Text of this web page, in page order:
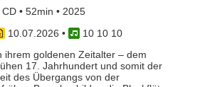
CD • 52min • 2025
10.07.2026 •
10 10 10
ihrem goldenen Zeitalter – dem
17. Jahrhundert und somit der
des Übergangs von der